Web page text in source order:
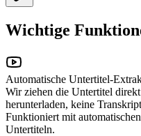
Wichtige
Automatische Untertitel-
Wir ziehen die Untertitel
herunterladen, keine
Funktioniert mit
Untertiteln.